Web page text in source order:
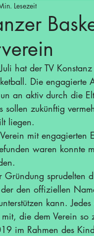
Saison 22/23
25/26
Lesezeit
hat der TV
Die engagierte
an aktiv durch die
sollen zukünftig
liegen.
mit engagierten
waren konnte
Gründung sprudelten
den offiziellen
kann.
mit, die dem Verein
im Rahmen des